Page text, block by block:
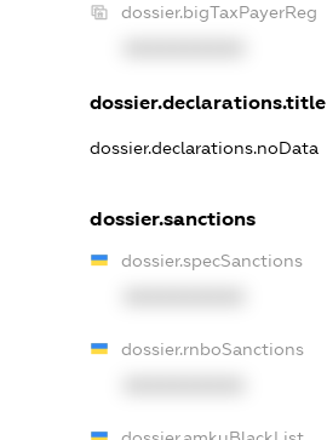
dossier.bigTaxPayerReg
dossier.declarations.title
dossier.declarations.noData
dossier.sanctions
dossier.specSanctions
dossier.rnboSanctions